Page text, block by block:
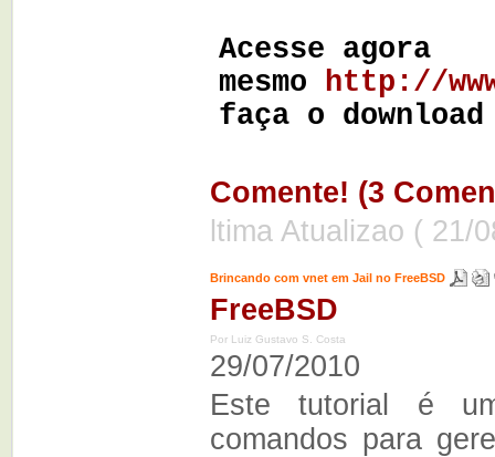
Acesse agora
mesmo http://
faça o
Comente! (3
ltima Atualizao ( 21/
Brincando com vnet em Jail no FreeBSD
FreeBSD
Por Luiz Gustavo S. Costa
29/07/2010
Este tutorial é
comandos para